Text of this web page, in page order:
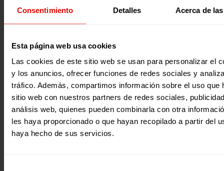
Consentimiento Detalles Acerca de
Esta página web usa cookies
Las cookies de este sitio web se usan para personalizar el
y los anuncios, ofrecer funciones de redes sociales y
tráfico. Además, compartimos información sobre el uso que
sitio web con nuestros partners de redes sociales,
análisis web, quienes pueden combinarla con otra
les haya proporcionado o que hayan recopilado a partir del
haya hecho de sus servicios.
Desde Entreculturas apoyamos las acciones relativas a la
infantil en Brundi, garantizando el acceso a una
preescolar de…